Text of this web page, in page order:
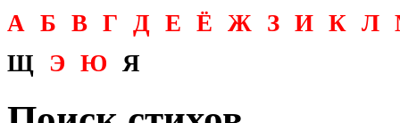
А Б В Г Д Е Ё Ж З И К Л
Щ
Э Ю Я